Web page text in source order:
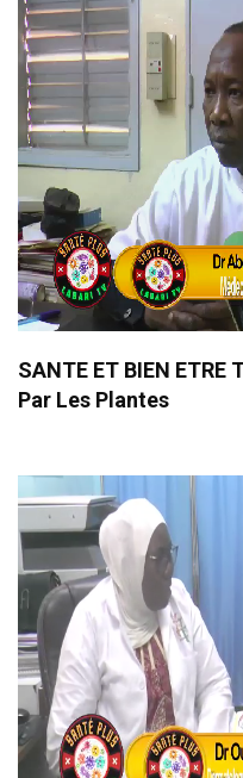
SANTE ET BIEN
Par Les Plantes